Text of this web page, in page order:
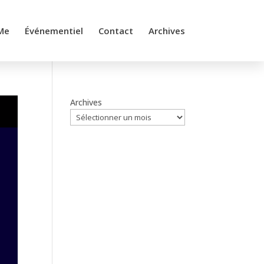
Événementiel Contact Archives
Archives